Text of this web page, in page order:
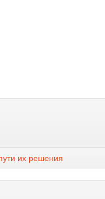
их решения